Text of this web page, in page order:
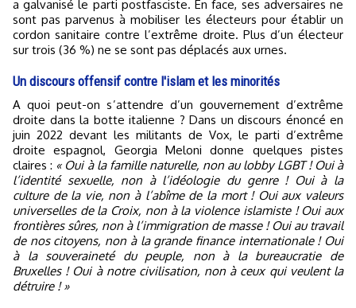
a galvanisé le parti postfasciste. En face, ses adversaires ne
sont pas parvenus à mobiliser les électeurs pour établir un
cordon sanitaire contre l’extrême droite. Plus d’un électeur
sur trois (36 %) ne se sont pas déplacés aux urnes.
Un discours offensif contre l'islam et les minorités
A quoi peut-on s’attendre d’un gouvernement d’extrême
droite dans la botte italienne ? Dans un discours énoncé en
juin 2022 devant les militants de Vox, le parti d’extrême
droite espagnol, Georgia Meloni donne quelques pistes
claires : « Oui à la famille naturelle, non au lobby LGBT ! Oui à
l’identité sexuelle, non à l’idéologie du genre ! Oui à la
culture de la vie, non à l’abîme de la mort ! Oui aux valeurs
universelles de la Croix, non à la violence islamiste ! Oui aux
frontières sûres, non à l’immigration de masse ! Oui au travail
de nos citoyens, non à la grande finance internationale ! Oui
à la souveraineté du peuple, non à la bureaucratie de
Bruxelles ! Oui à notre civilisation, non à ceux qui veulent la
détruire ! »